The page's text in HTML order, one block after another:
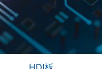
HDI板